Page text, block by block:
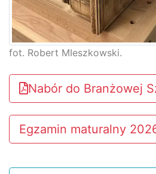
fot. Robert MIeszkowski.
Nabór do Branżowej
Egzamin maturalny